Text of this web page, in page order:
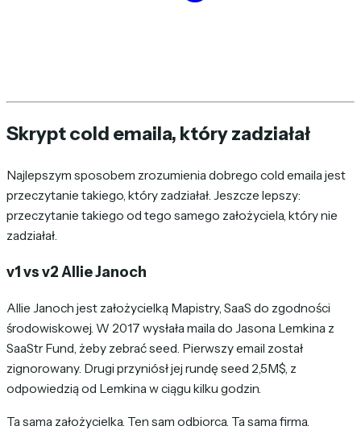
Skrypt cold emaila, który zadziałał
Najlepszym sposobem zrozumienia dobrego cold emaila jest
przeczytanie takiego, który zadziałał. Jeszcze lepszy:
przeczytanie takiego od tego samego założyciela, który nie
zadziałał.
v1 vs v2 Allie Janoch
Allie Janoch jest założycielką Mapistry, SaaS do zgodności
środowiskowej. W 2017 wysłała maila do Jasona Lemkina z
SaaStr Fund, żeby zebrać seed. Pierwszy email został
zignorowany. Drugi przyniósł jej rundę seed 2,5M$, z
odpowiedzią od Lemkina w ciągu kilku godzin.
Ta sama założycielka. Ten sam odbiorca. Ta sama firma.